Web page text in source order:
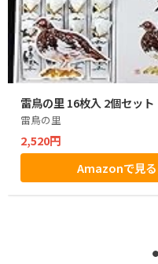
雷鳥の里 16枚入 2個セット
雷鳥の里
2,520円
Amazonで見る